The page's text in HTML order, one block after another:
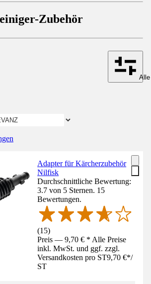
Zubehör
Adapter für Kärcherzubehör
Nilfisk
Durchschnittliche Bewertung:
3.7 von 5 Sternen. 15
Bewertungen.
(15)
Preis — 9,70 € * Alle Preise
inkl. MwSt. und ggf. zzgl.
Versandkosten pro ST9,70 €*/
ST